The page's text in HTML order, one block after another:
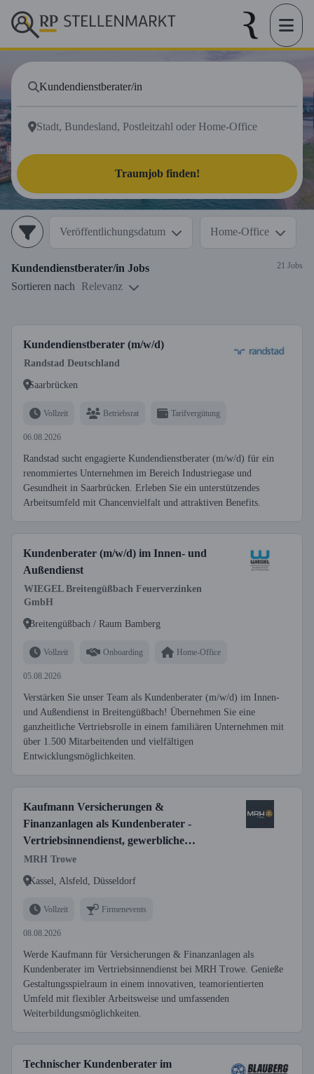
Traumjob finden!
Veröffentlichungsdatum Home-Office
Kundendienstberater/in Jobs 21 Jobs
Sortieren nach Relevanz
Kundendienstberater (m/w/d)
Randstad Deutschland
Saarbrücken
Vollzeit Betriebsrat Tarifvergütung
06.08.2026
Randstad sucht engagierte Kundendienstberater (m/w/d) für ein
renommiertes Unternehmen im Bereich Industriegase und
Gesundheit in Saarbrücken. Erleben Sie ein unterstützendes
Arbeitsumfeld mit Chancenvielfalt und attraktiven Benefits.
Kundenberater (m/w/d) im Innen- und
Außendienst
WIEGEL Breitengüßbach Feuerverzinken
GmbH
Breitengüßbach / Raum Bamberg
Vollzeit Onboarding Home-Office
05.08.2026
Verstärken Sie unser Team als Kundenberater (m/w/d) im Innen-
und Außendienst in Breitengüßbach! Übernehmen Sie eine
ganzheitliche Vertriebsrolle in einem familiären Unternehmen mit
über 1.500 Mitarbeitenden und vielfältigen
Entwicklungsmöglichkeiten.
Kaufmann Versicherungen &
Finanzanlagen als Kundenberater -
Vertriebsinnendienst, gewerbliche
Versicherungen (w/m/d)
MRH Trowe
Kassel, Alsfeld, Düsseldorf
Vollzeit Firmenevents
08.08.2026
Werde Kaufmann für Versicherungen & Finanzanlagen als
Kundenberater im Vertriebsinnendienst bei MRH Trowe. Genieße
Gestaltungsspielraum in einem innovativen, teamorientierten
Umfeld mit flexibler Arbeitsweise und umfassenden
Weiterbildungsmöglichkeiten.
Technischer Kundenberater im